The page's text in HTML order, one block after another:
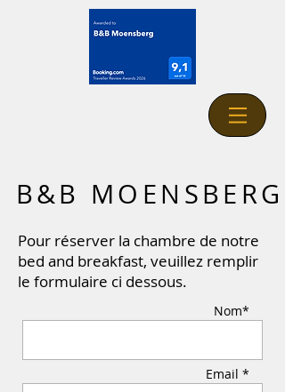
B&B MOENSBERG
Pour réserver la chambre de notre
bed and breakfast, veuillez remplir
le formulaire ci dessous.
Nom*
Email *